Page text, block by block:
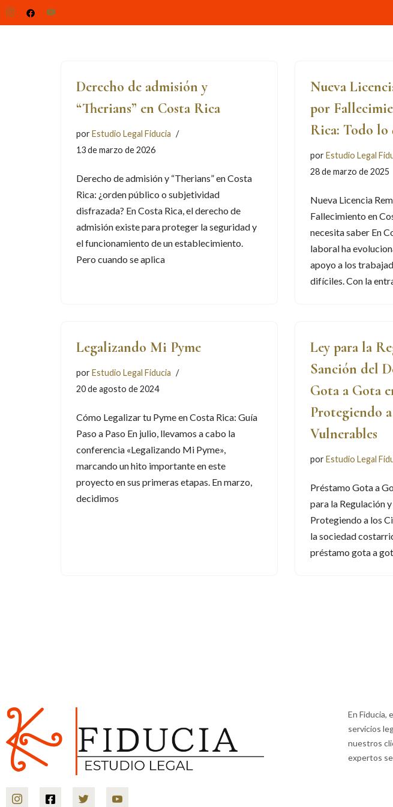
Derecho de admisión y
“Therians” en Costa Rica
porEstudio Legal Fiducia
13 de marzo de 2026
Derecho de admisión y “Therians” en Costa
Rica: ¿orden público o subjetividad
disfrazada? En Costa Rica, el derecho de
admisión existe para proteger la seguridad y
el funcionamiento de un establecimiento.
Pero cuando se aplica
Nueva
por
Rica: Todo lo
porEstudio Legal
28 de marzo de 2025
Nueva Licencia
Fallecimiento en
necesita saber En
laboral ha
apoyo a los
difíciles. Con la
Legalizando Mi Pyme
porEstudio Legal Fiducia
20 de agosto de 2024
Cómo Legalizar tu Pyme en Costa Rica: Guía
Paso a Paso En julio, llevamos a cabo la
conferencia «Legalizando Mi Pyme»,
marcando un hito importante en este
proyecto en sus primeras etapas. En marzo,
decidimos
Ley para la
Sanción del
Gota a Gota
Protegiendo
Vulnerables
porEstudio Legal
Préstamo Gota a
para la Regulación
Protegiendo a los
la sociedad
préstamo gota a
En Fiducia,
servicios
nuestros
expertos